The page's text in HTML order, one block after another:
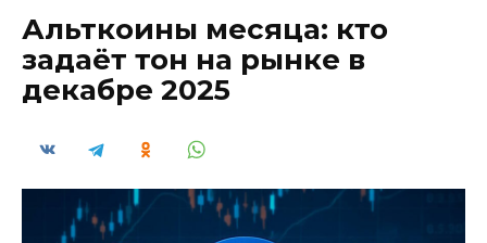
Альткоины месяца: кто
задаёт тон на рынке в
декабре 2025